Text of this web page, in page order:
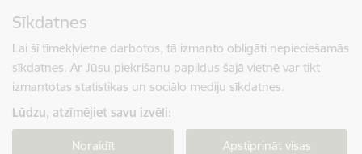
Sīkdatnes
Lai šī tīmekļvietne darbotos, tā izmanto obligāti nepieciešamās
sīkdatnes. Ar Jūsu piekrišanu papildus šajā vietnē var tikt
izmantotas statistikas un sociālo mediju sīkdatnes.
Lūdzu, atzīmējiet savu izvēli:
Noraidīt Apstiprināt visas